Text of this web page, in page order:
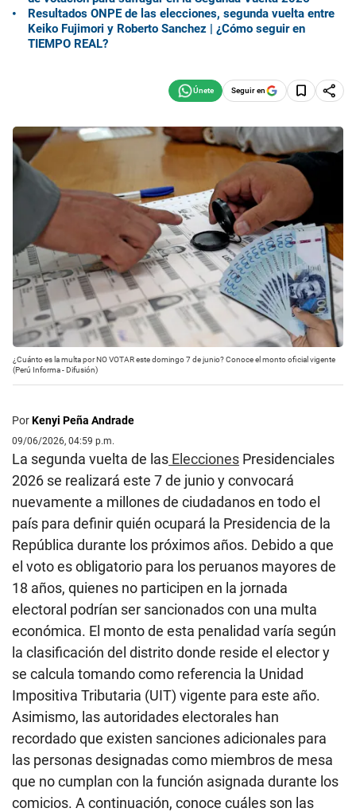
Resultados ONPE de las elecciones, segunda vuelta entre
Keiko Fujimori y Roberto Sanchez | ¿Cómo seguir en
TIEMPO REAL?
Seguir en
¿Cuánto es la multa por NO VOTAR este domingo 7 de junio? Conoce el monto oficial vigente
(Perú Informa - Difusión)
PorKenyi Peña Andrade
09/06/2026, 04:59 p.m.
La segunda vuelta de las Elecciones Presidenciales
2026 se realizará este 7 de junio y convocará
nuevamente a millones de ciudadanos en todo el
país para definir quién ocupará la Presidencia de la
República durante los próximos años. Debido a que
el voto es obligatorio para los peruanos mayores de
18 años, quienes no participen en la jornada
electoral podrían ser sancionados con una multa
económica. El monto de esta penalidad varía según
la clasificación del distrito donde reside el elector y
se calcula tomando como referencia la Unidad
Impositiva Tributaria (UIT) vigente para este año.
Asimismo, las autoridades electorales han
recordado que existen sanciones adicionales para
las personas designadas como miembros de mesa
que no cumplan con la función asignada durante los
comicios. A continuación, conoce cuáles son las